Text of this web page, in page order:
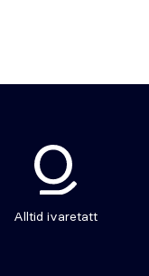
Alltid ivaretatt